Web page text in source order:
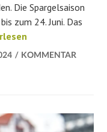
Die Spargelsaison
zum 24. Juni. Das
Tipps und
KOMMENTAR